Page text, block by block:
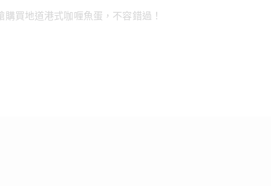
買地道港式咖喱魚蛋，不容錯過！